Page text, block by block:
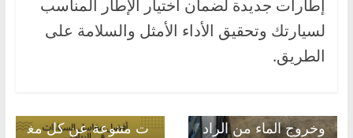
إطارات جديدة لضمان اختيار الإطار المناسب
لسيارتك وتحقيق الأداء الأمثل والسلامة على
الطريق.
وخروج الماء من الراد
ت متنوعة عن كل مغ